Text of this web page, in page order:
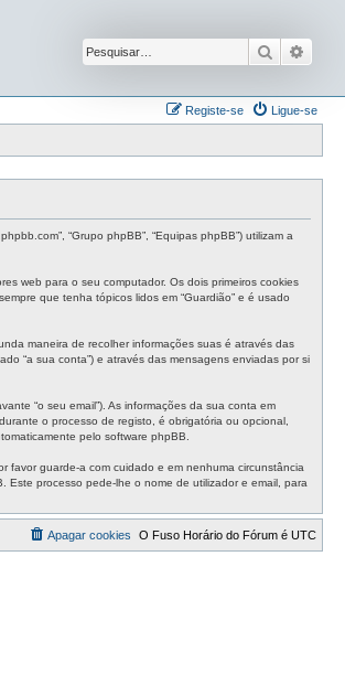
Pesquisar
Ligue-se
Registe-se
“Grupo phpBB”, “Equipas phpBB”) utilizam a
web para o seu computador. Os dois primeiros cookies
que tenha tópicos lidos em “Guardião” e é usado
maneira de recolher informações suas é através das
“a sua conta”) e através das mensagens enviadas por si
“o seu email”). As informações da sua conta em
o processo de registo, é obrigatória ou opcional,
pelo software phpBB.
favor guarde-a com cuidado e em nenhuma circunstância
Este processo pede-lhe o nome de utilizador e email, para
O Fuso Horário do Fórum é UTC
Apagar cookies